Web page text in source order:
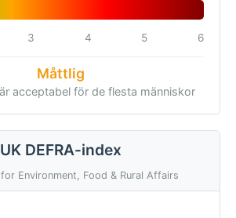
3 4 5 6
Måttlig
acceptabel för de flesta människor
UK DEFRA-index
Environment, Food & Rural Affairs